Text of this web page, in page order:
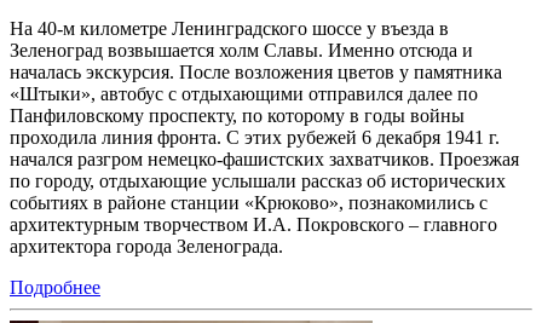
На 40-м километре Ленинградского шоссе у въезда в
Зеленоград возвышается холм Славы. Именно отсюда и
началась экскурсия. После возложения цветов у памятника
«Штыки», автобус с отдыхающими отправился далее по
Панфиловскому проспекту, по которому в годы войны
проходила линия фронта. С этих рубежей 6 декабря 1941 г.
начался разгром немецко-фашистских захватчиков. Проезжая
по городу, отдыхающие услышали рассказ об исторических
событиях в районе станции «Крюково», познакомились с
архитектурным творчеством И.А. Покровского – главного
архитектора города Зеленограда.
Подробнее